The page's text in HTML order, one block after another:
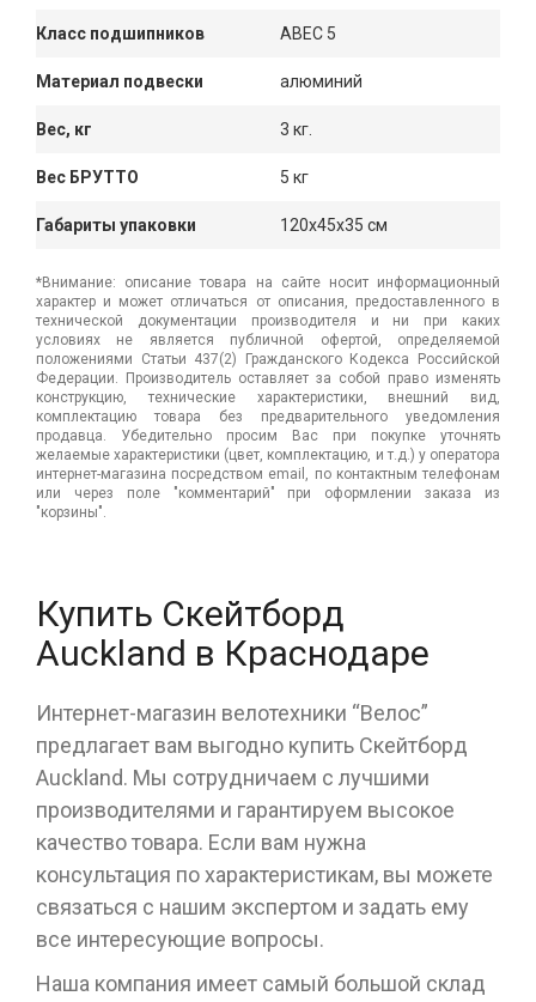
Класс подшипников ABEC 5
Материал подвески алюминий
Вес, кг 3 кг.
Вес БРУТТО 5 кг
Габариты упаковки 120x45x35 см
*Внимание: описание товара на сайте носит информационный
характер и может отличаться от описания, предоставленного в
технической документации производителя и ни при каких
условиях не является публичной офертой, определяемой
положениями Статьи 437(2) Гражданского Кодекса Российской
Федерации. Производитель оставляет за собой право изменять
конструкцию, технические характеристики, внешний вид,
комплектацию товара без предварительного уведомления
продавца. Убедительно просим Вас при покупке уточнять
желаемые характеристики (цвет, комплектацию, и т.д.) у оператора
интернет-магазина посредством email, по контактным телефонам
или через поле "комментарий" при оформлении заказа из
"корзины".
Купить Скейтборд
Auckland в Краснодаре
Интернет-магазин велотехники “Велос”
предлагает вам выгодно купить Скейтборд
Auckland. Мы сотрудничаем с лучшими
производителями и гарантируем высокое
качество товара. Если вам нужна
консультация по характеристикам, вы можете
связаться с нашим экспертом и задать ему
все интересующие вопросы.
Наша компания имеет самый большой склад